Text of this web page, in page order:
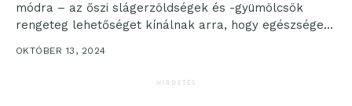
módra – az őszi slágerzöldségek és -gyümölcsök
rengeteg lehetőséget kínálnak arra, hogy egészséges
és finom ételeket...
OKTÓBER 13, 2024
HIRDETÉS